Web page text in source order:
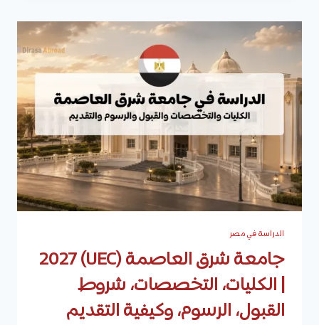
2027
الكليات،
التخصصات،
شروط
الرسوم،
وكيفية
الدراسة في مصر
جامعة شرق العاصمة (UEC) 2027
| الكليات، التخصصات، شروط
القبول، الرسوم، وكيفية التقديم